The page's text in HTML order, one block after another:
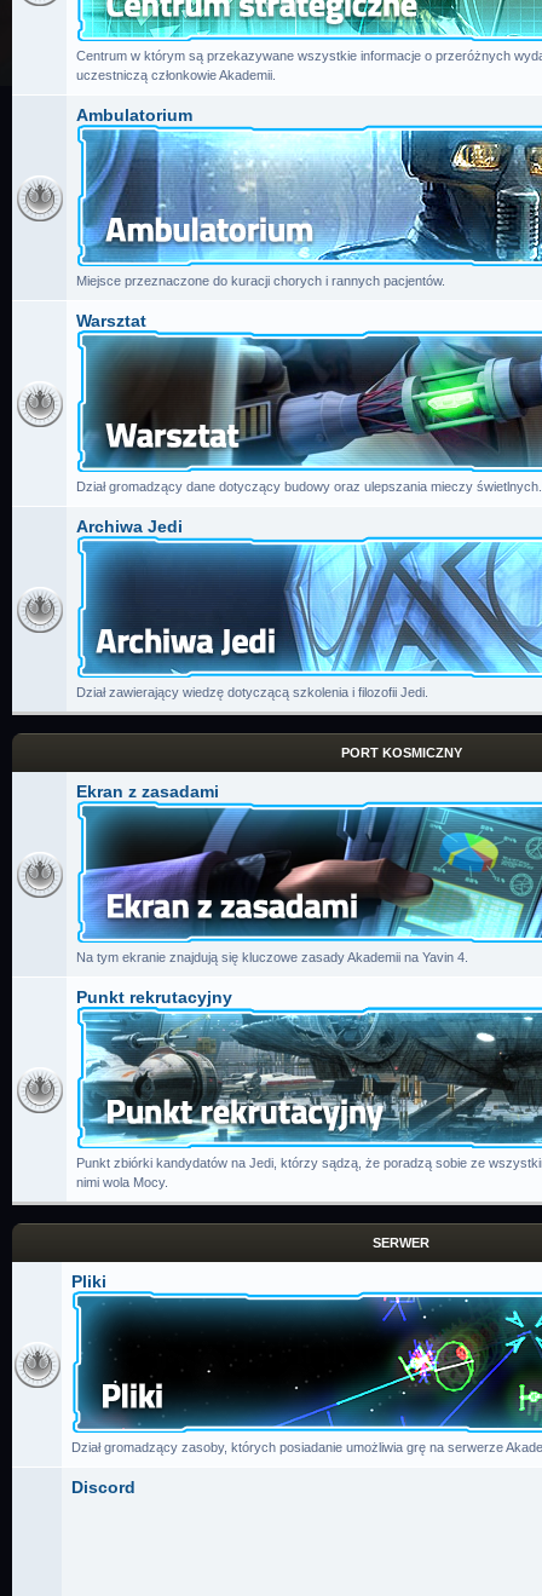
Centrum w którym są przekazywane wszystkie informacje o przeróżnych
uczestniczą członkowie Akademii.
Ambulatorium
Miejsce przeznaczone do kuracji chorych i rannych pacjentów.
Warsztat
Dział gromadzący dane dotyczący budowy oraz ulepszania mieczy świetlnych.
Archiwa Jedi
Dział zawierający wiedzę dotyczącą szkolenia i filozofii Jedi.
PORT KOSMICZNY
Ekran z zasadami
Na tym ekranie znajdują się kluczowe zasady Akademii na Yavin 4.
Punkt rekrutacyjny
Punkt zbiórki kandydatów na Jedi, którzy sądzą, że poradzą sobie ze
nimi wola Mocy.
SERWER
Pliki
Dział gromadzący zasoby, których posiadanie umożliwia grę na serwerze
Discord